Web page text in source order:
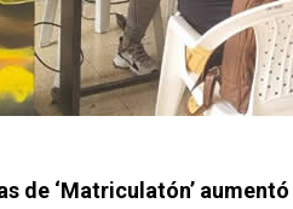
de ‘Matriculatón’